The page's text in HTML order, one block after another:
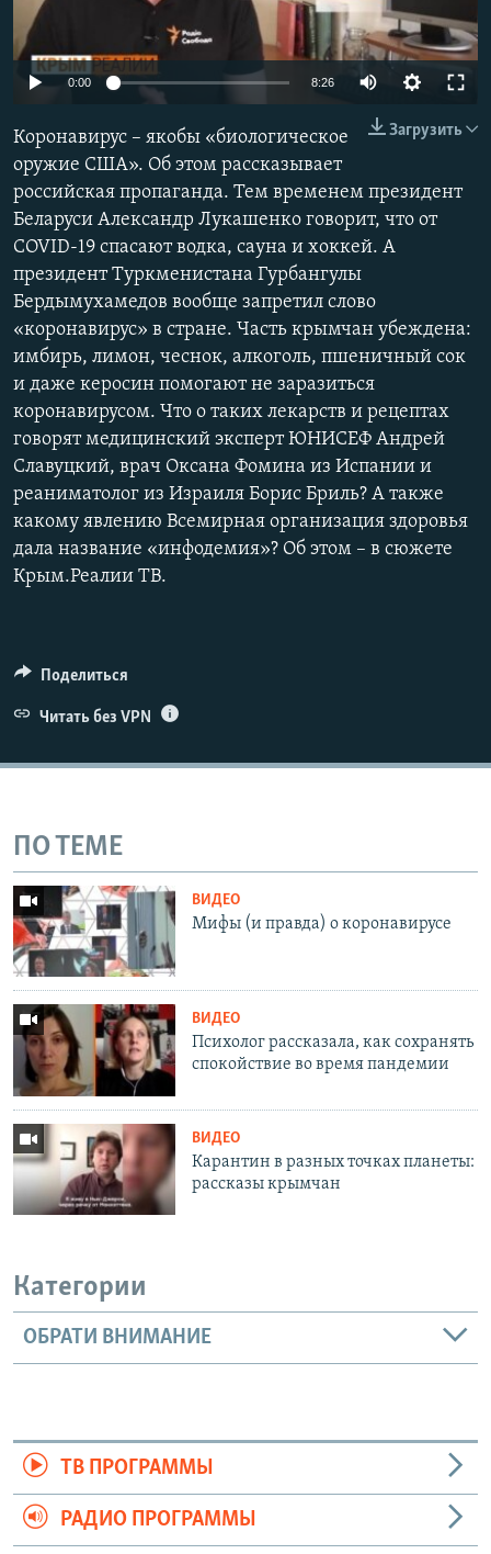
ПОБЕДИТЕЛЕЙ НЕ СУДЯТ?
КРЫМ.НЕПОКОРЕННЫЙ
УКРАИНСКАЯ ПРОБЛЕМА КРЫМА
ПРИСОЕДИНЯЙТЕСЬ!
Все сайты RFE/RL
270p 360p 404p
1080p
0:00 8:26
270p
404p
1080p
Загрузить
Коронавирус – якобы «биологическое
оружие США». Об этом рассказывает
российская пропаганда. Тем временем президент
Беларуси Александр Лукашенко говорит, что от
COVID-19 спасают водка, сауна и хоккей. А
президент Туркменистана Гурбангулы
Бердымухамедов вообще запретил слово
«коронавирус» в стране. Часть крымчан убеждена:
имбирь, лимон, чеснок, алкоголь, пшеничный сок
и даже керосин помогают не заразиться
коронавирусом. Что о таких лекарств и рецептах
говорят медицинский эксперт ЮНИСЕФ Андрей
Славуцкий, врач Оксана Фомина из Испании и
реаниматолог из Израиля Борис Бриль? А также
какому явлению Всемирная организация здоровья
дала название «инфодемия»? Об этом – в сюжете
Крым.Реалии ТВ.
Поделиться
Читать без VPN
ПО ТЕМЕ
ВИДЕО
Мифы (и правда) о коронавирусе
ВИДЕО
Психолог рассказала, как сохранять
спокойствие во время пандемии
ВИДЕО
Карантин в разных точках планеты:
рассказы крымчан
Категории
ОБРАТИ ВНИМАНИЕ
ТВ ПРОГРАММЫ
РАДИО ПРОГРАММЫ